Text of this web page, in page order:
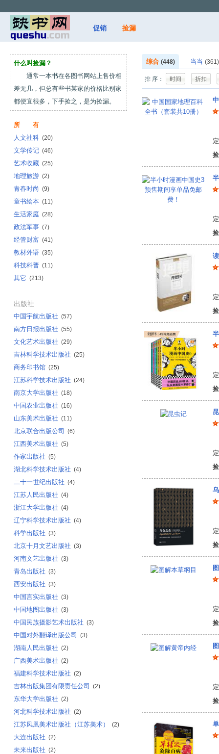
促销 捡漏
什么叫捡漏？
通常一本书在各图书网站上售价相
差无几，但总有些书某家的价格比别家
都便宜很多，下手捡之，是为捡漏。
所 有
人文社科 (20)
文学传记 (46)
艺术收藏 (25)
地理旅游 (2)
青春时尚 (9)
童书绘本 (11)
生活家庭 (28)
政法军事 (7)
经管财富 (41)
教材外语 (35)
科技科普 (11)
其它 (213)
出版社
中国宇航出版社 (57)
南方日报出版社 (55)
文化艺术出版社 (29)
吉林科学技术出版社 (25)
商务印书馆 (25)
江苏科学技术出版社 (24)
南京大学出版社 (18)
中国农业出版社 (16)
山东美术出版社 (11)
北京联合出版公司 (6)
江西美术出版社 (5)
作家出版社 (5)
湖北科学技术出版社 (4)
二十一世纪出版社 (4)
江苏人民出版社 (4)
浙江大学出版社 (4)
辽宁科学技术出版社 (4)
科学出版社 (3)
北京十月文艺出版社 (3)
河南文艺出版社 (3)
青岛出版社 (3)
西安出版社 (3)
中国言实出版社 (3)
中国地图出版社 (3)
中国民族摄影艺术出版社 (3)
中国对外翻译出版公司 (3)
湖南人民出版社 (2)
广西美术出版社 (2)
福建科学技术出版社 (2)
吉林出版集团有限责任公司 (2)
东华大学出版社 (2)
河北科学技术出版社 (2)
江苏凤凰美术出版社（江苏美术） (2)
大连出版社 (2)
未来出版社 (2)
综合 (448) 当当 (361)
排 序： 时间 折扣